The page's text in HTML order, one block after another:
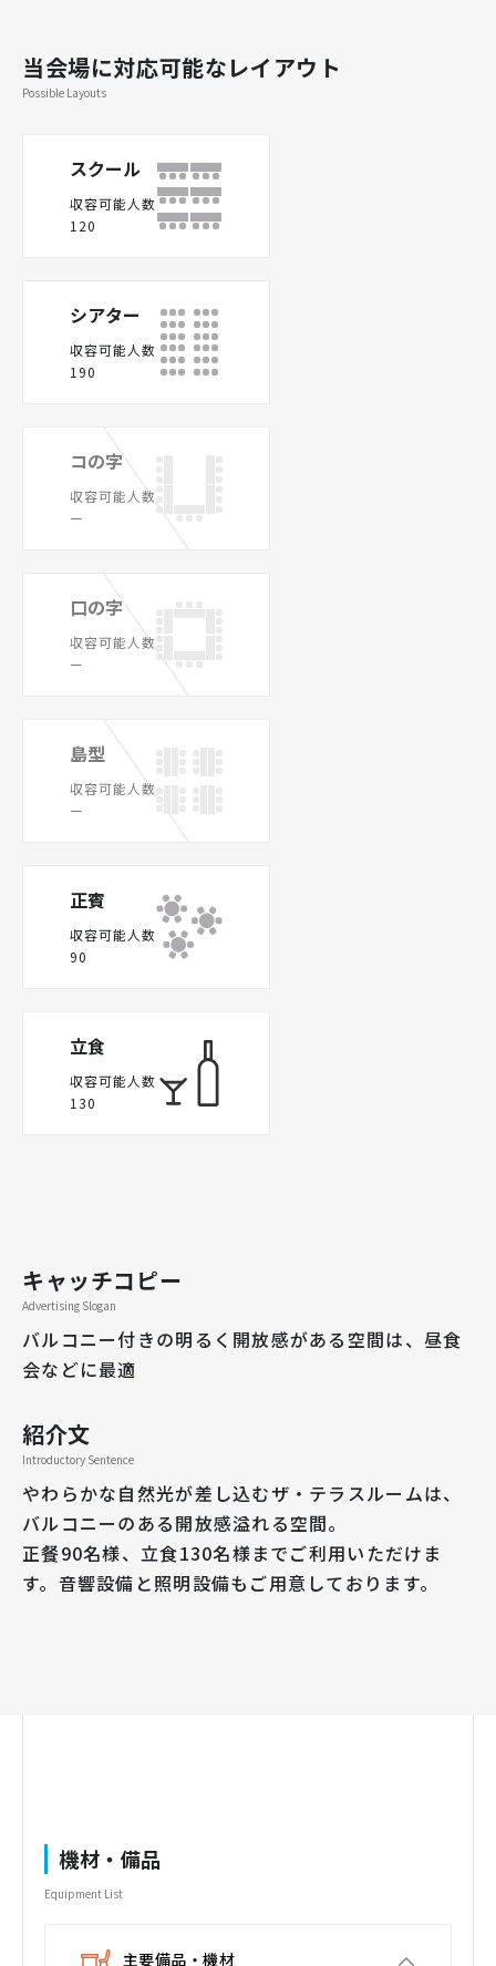
当会場に対応可能なレイアウト
Possible Layouts
スクール
収容可能人数
120
シアター
収容可能人数
190
コの字
収容可能人数
ー
口の字
収容可能人数
ー
島型
収容可能人数
ー
正賓
収容可能人数
90
立食
収容可能人数
130
キャッチコピー
Advertising Slogan
バルコニー付きの明るく開放感がある空間は、昼食
会などに最適
紹介文
Introductory Sentence
やわらかな自然光が差し込むザ・テラスルームは、
バルコニーのある開放感溢れる空間。
正餐90名様、立食130名様までご利用いただけま
す。音響設備と照明設備もご用意しております。
機材・備品
Equipment List
主要備品・機材